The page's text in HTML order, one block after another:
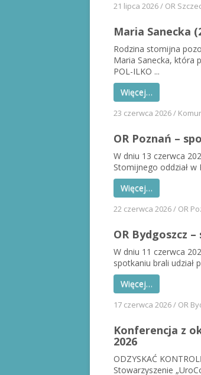
21 lipca 2026/ OR
Maria Sanecka
Rodzina stomijna
Maria Sanecka, która
POL-ILKO ...
Więcej…
23 czerwca 2026/
OR Poznań –
W dniu 13 czerwca
Stomijnego oddział w
Więcej…
22 czerwca 2026/ OR
OR Bydgoszcz
W dniu 11 czerwca
spotkaniu brali udział
Więcej…
17 czerwca 2026/ OR
Konferencja z
2026
ODZYSKAĆ
Stowarzyszenie